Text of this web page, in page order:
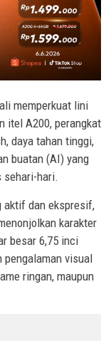
memperkuat lini
itel A200, perangkat
daya tahan tinggi,
buatan (AI) yang
sehari-hari.
aktif dan ekspresif,
karakter
besar 6,75 inci
pengalaman visual
ringan, maupun